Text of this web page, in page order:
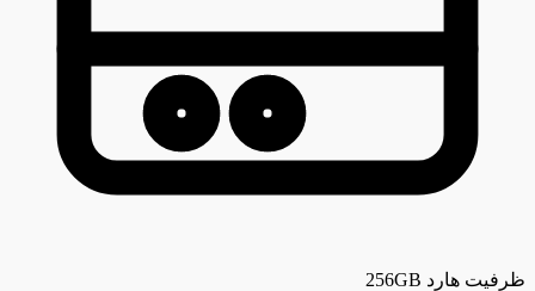
ظرفیت هارد 256GB